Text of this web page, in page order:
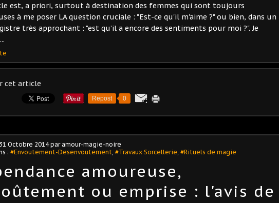
est, a priori, surtout à destination des femmes qui sont toujours
à me poser LA question cruciale : "Est-ce qu'il m'aime ?" ou bien, dans un
très approchant : "est qu’il a encore des sentiments pour moi ?". Je
cet article
Repost 0
31 Octobre 2014par amour-magie-noire
: #Envoutement-Desenvoutement #Travaux Sorcellerie #Rituels de magie
amoureuse,
ou emprise : l'avis de